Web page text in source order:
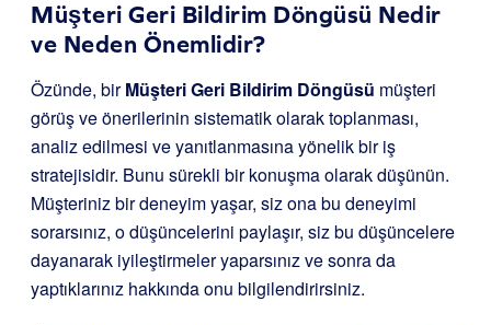
Müşteri Geri Bildirim Döngüsü Nedir
ve Neden Önemlidir?
Özünde, birMüşteri Geri Bildirim Döngüsü müşteri
görüş ve önerilerinin sistematik olarak toplanması,
analiz edilmesi ve yanıtlanmasına yönelik bir iş
stratejisidir. Bunu sürekli bir konuşma olarak düşünün.
Müşteriniz bir deneyim yaşar, siz ona bu deneyimi
sorarsınız, o düşüncelerini paylaşır, siz bu düşüncelere
dayanarak iyileştirmeler yaparsınız ve sonra da
yaptıklarınız hakkında onu bilgilendirirsiniz.